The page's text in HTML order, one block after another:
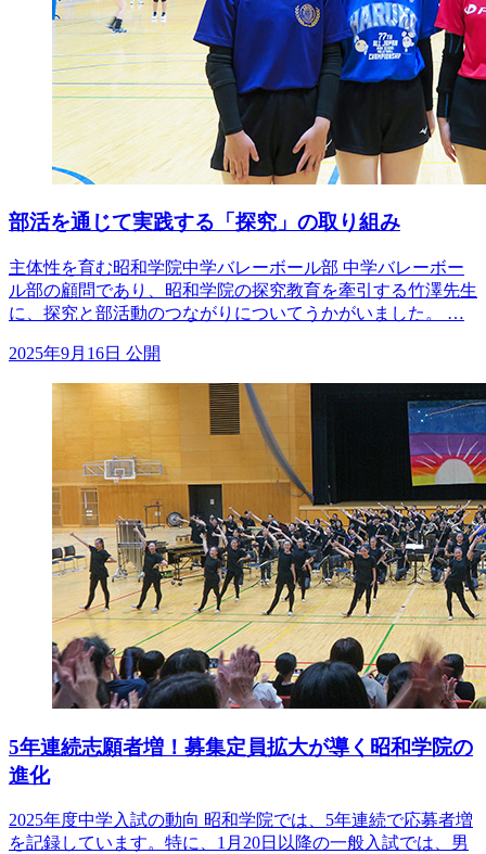
部活を通じて実践する「探究」の取り組み
主体性を育む昭和学院中学バレーボール部 中学バレーボー
ル部の顧問であり、昭和学院の探究教育を牽引する竹澤先生
に、探究と部活動のつながりについてうかがいました。 …
2025年9月16日 公開
5年連続志願者増！募集定員拡大が導く昭和学院の
進化
2025年度中学入試の動向 昭和学院では、5年連続で応募者増
を記録しています。特に、1月20日以降の一般入試では、男